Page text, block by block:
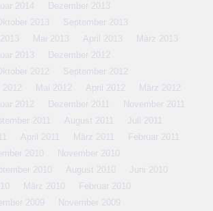
2014
Dezember 2013
2013
September 2013
Mai 2013 April 2013
März 2013
2013
Dezember 2012
2012
September 2012
2012 Mai 2012 April 2012
März 2012
2012 Dezember 2011
November 2011
2011 August 2011
Juli 2011
April 2011 März 2011
Februar 2011
2010
November 2010
2010 August 2010
Juni 2010
März 2010
Februar 2010
2009 November 2009